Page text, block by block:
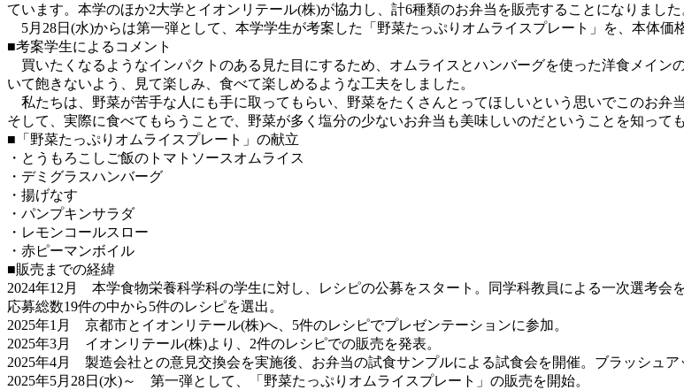
ています。本学のほか2大学とイオンリテール(株)が協力し、計6種類のお弁当を販売することになりました
5月28日(水)からは第一弾として、本学学生が考案した「野菜たっぷりオムライスプレート」を、本体価
■考案学生によるコメント
買いたくなるようなインパクトのある見た目にするため、オムライスとハンバーグを使った洋食メイン
いて飽きないよう、見て楽しみ、食べて楽しめるような工夫をしました。
私たちは、野菜が苦手な人にも手に取ってもらい、野菜をたくさんとってほしいという思いでこのお弁
そして、実際に食べてもらうことで、野菜が多く塩分の少ないお弁当も美味しいのだということを知って
■「野菜たっぷりオムライスプレート」の献立
・とうもろこしご飯のトマトソースオムライス
・デミグラスハンバーグ
・揚げなす
・パンプキンサラダ
・レモンコールスロー
・赤ピーマンボイル
■販売までの経緯
2024年12月 本学食物栄養科学科の学生に対し、レシピの公募をスタート。
同学科教員による一次選考会を
応募総数19件の中から5件のレシピを選出。
2025年1月 京都市とイオンリテール(株)へ、5件のレシピでプレゼンテーションに参加。
2025年3月 イオンリテール(株)より、2件のレシピでの販売を発表。
2025年4月 製造会社との意見交換会を実施後、お弁当の試食サンプルによる試食会を開催。ブラッシュア
2025年5月28日(水)～ 第一弾として、「野菜たっぷりオムライスプレート」の販売を開始。